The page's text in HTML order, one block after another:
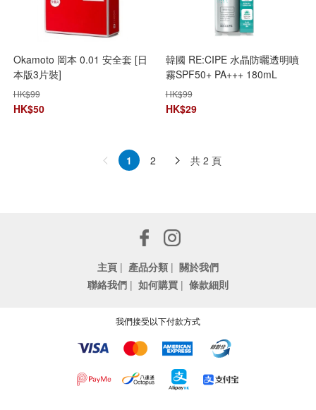
Okamoto 岡本 0.01 安全套 [日
本版3片裝]
HK$99
HK$50
韓國 RE:CIPE 水晶防曬透明噴
霧SPF50+ PA+++ 180mL
HK$99
HK$29
1 2 共 2 頁
主頁 | 產品分類 | 關於我們
聯絡我們 | 如何購買 | 條款細則
我們接受以下付款方式